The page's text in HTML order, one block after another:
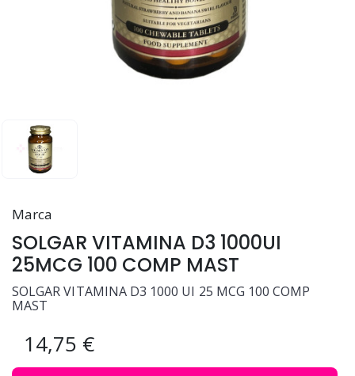
Marca
SOLGAR VITAMINA D3 1000UI
25MCG 100 COMP MAST
SOLGAR VITAMINA D3 1000 UI 25 MCG 100 COMP
MAST
14,75 €